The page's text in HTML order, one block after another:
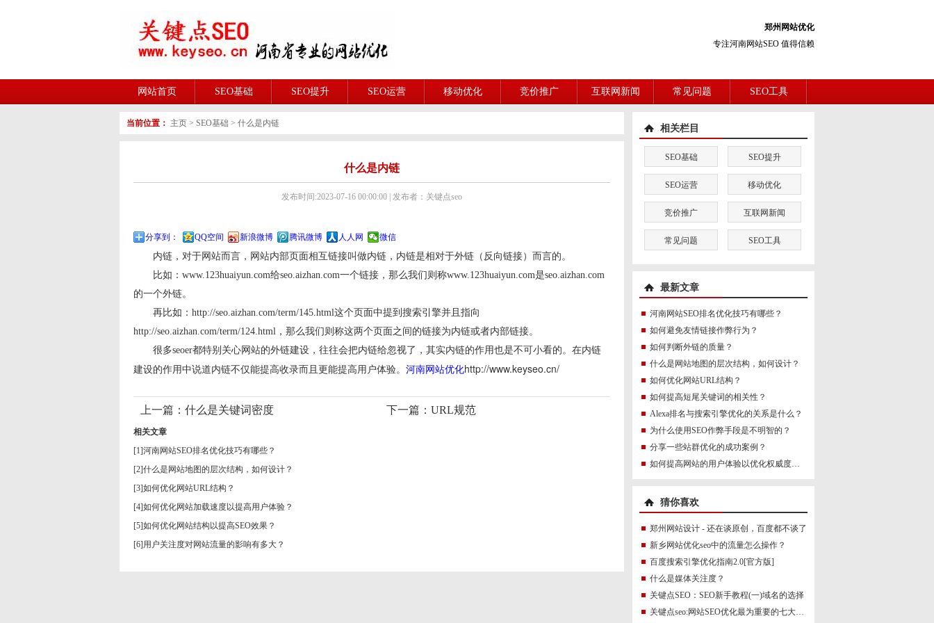
郑州网站优化
专注河南网站SEO 值得信赖
网站首页 SEO基础 SEO提升 SEO运营 移动优化 竞价推广 互联网新闻 常见问题 SEO工具
当前位置： 主页 > SEO基础 > 什么是内链
什么是内链
发布时间:2023-07-16 00:00:00 | 发布者：关键点seo
分享到： QQ空间 新浪微博 腾讯微博 人人网 微信
内链，对于网站而言，网站内部页面相互链接叫做内链，内链是相对于外链（反向链接）而言的。
比如：www.123huaiyun.com给seo.aizhan.com一个链接，那么我们则称www.123huaiyun.com是seo.aizhan.com
的一个外链。
再比如：http://seo.aizhan.com/term/145.html这个页面中提到搜索引擎并且指向
http://seo.aizhan.com/term/124.html，那么我们则称这两个页面之间的链接为内链或者内部链接。
很多seoer都特别关心网站的外链建设，往往会把内链给忽视了，其实内链的作用也是不可小看的。在内链
建设的作用中说道内链不仅能提高收录而且更能提高用户体验。 河南网站优化http://www.keyseo.cn/
上一篇： 什么是关键词密度 下一篇： URL规范
相关文章
[1]河南网站SEO排名优化技巧有哪些？
[2]什么是网站地图的层次结构，如何设计？
[3]如何优化网站URL结构？
[4]如何优化网站加载速度以提高用户体验？
[5]如何优化网站结构以提高SEO效果？
[6]用户关注度对网站流量的影响有多大？
相关栏目
SEO基础 SEO提升
SEO运营 移动优化
竞价推广 互联网新闻
常见问题 SEO工具
最新文章
河南网站SEO排名优化技巧有哪些？
如何避免友情链接作弊行为？
如何判断外链的质量？
什么是网站地图的层次结构，如何设计？
如何优化网站URL结构？
如何提高短尾关键词的相关性？
Alexa排名与搜索引擎优化的关系是什么？
为什么使用SEO作弊手段是不明智的？
分享一些站群优化的成功案例？
如何提高网站的用户体验以优化权威度讯号？
猜你喜欢
郑州网站设计 - 还在谈原创，百度都不谈了
新乡网站优化seo中的流量怎么操作？
百度搜索引擎优化指南2.0[官方版]
什么是媒体关注度？
关键点SEO：SEO新手教程(一)域名的选择
关键点seo:网站SEO优化最为重要的七大进阶